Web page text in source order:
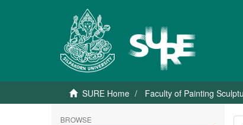
SURE Home Faculty of Painting
BROWSE